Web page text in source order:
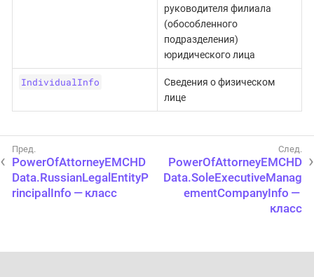
руководителя филиала
(обособленного
подразделения)
юридического лица
IndividualInfo
Сведения о физическом
лице
PowerOfAttorneyEMCHD
Data.RussianLegalEntityP
rincipalInfo — класс
PowerOfAttorneyEMCHD
Data.SoleExecutiveManag
ementCompanyInfo —
класс